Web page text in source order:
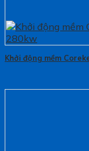
Khởi động mềm